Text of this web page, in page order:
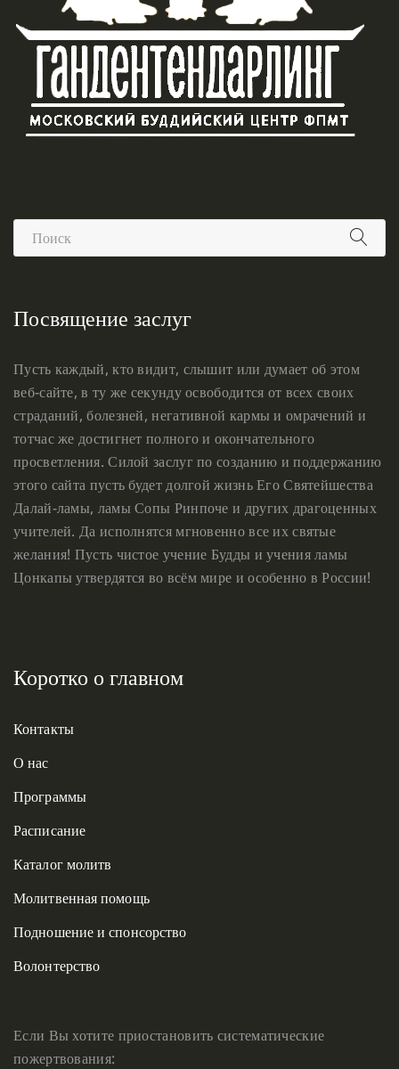
Посвящение заслуг
Пусть каждый, кто видит, слышит или думает об этом
веб-сайте, в ту же секунду освободится от всех своих
страданий, болезней, негативной кармы и омрачений и
тотчас же достигнет полного и окончательного
просветления. Силой заслуг по созданию и поддержанию
этого сайта пусть будет долгой жизнь Его Святейшества
Далай-ламы, ламы Сопы Ринпоче и других драгоценных
учителей. Да исполнятся мгновенно все их святые
желания! Пусть чистое учение Будды и учения ламы
Цонкапы утвердятся во всём мире и особенно в России!
Коротко о главном
Контакты
О нас
Программы
Расписание
Каталог молитв
Молитвенная помощь
Подношение и спонсорство
Волонтерство
Если Вы хотите приостановить систематические
пожертвования: